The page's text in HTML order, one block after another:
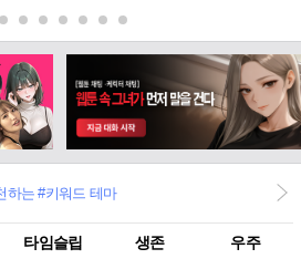
하는 #키워드 테마
타임슬립 생존 우주